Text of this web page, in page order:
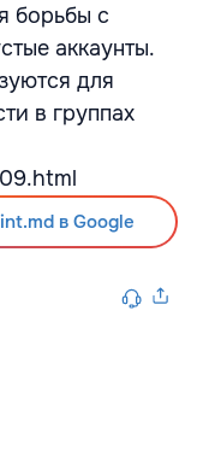
борьбы с
аккаунты.
для
в группах
в Google